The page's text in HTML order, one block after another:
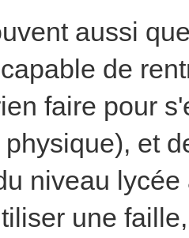
aussi
de
faire pour
et
niveau
une